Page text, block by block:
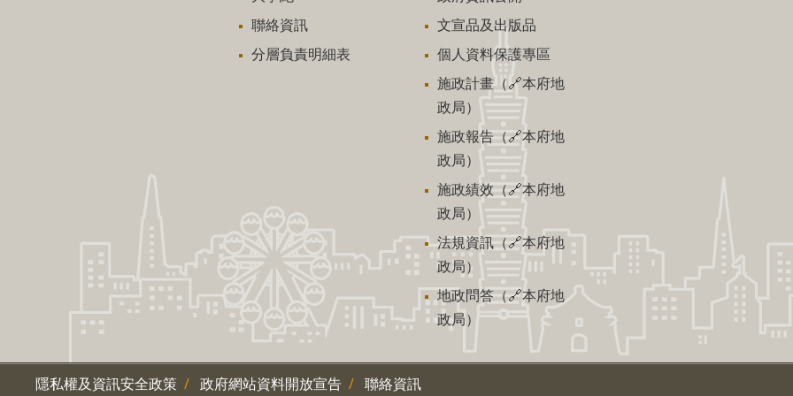
聯絡資訊
分層負責明細表
文宣品及出版品
個人資料保護專區
施政計畫（🔗本府地
政局）
施政報告（🔗本府地
政局）
施政績效（🔗本府地
政局）
法規資訊（🔗本府地
政局）
地政問答（🔗本府地
政局）
隱私權及資訊安全政策 政府網站資料開放宣告 聯絡資訊